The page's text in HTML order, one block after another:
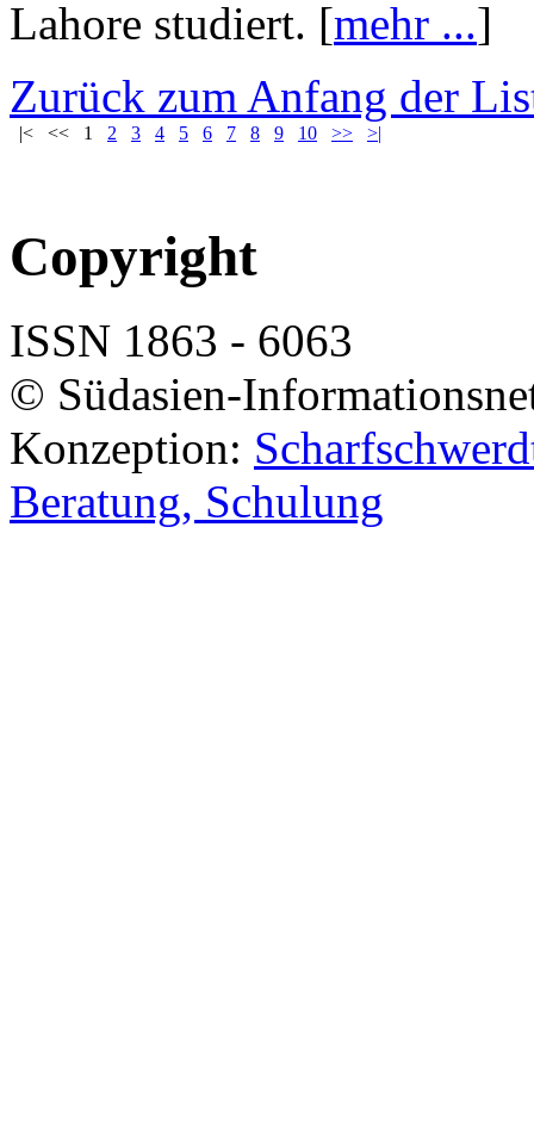
Lahore studiert. [mehr ...]
Zurück zum Anfang der
|< << 1 2 3 4 5 6 7 8 9 10 >> >|
Copyright
ISSN 1863 - 6063
© Südasien-
Konzeption:
Beratung, Schulung